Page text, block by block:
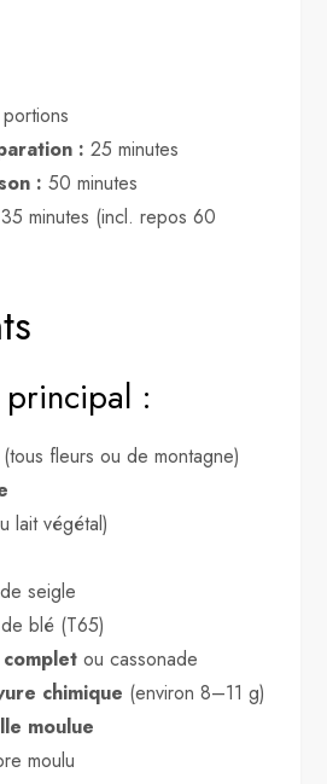
: 25 minutes
: 50 minutes
minutes (incl. repos 60
:
(tous fleurs ou de montagne)
lait végétal)
seigle
blé (T65)
ou cassonade
chimique (environ 8–11 g)
moulue
moulu